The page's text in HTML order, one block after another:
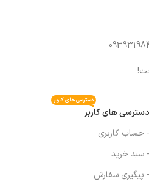
دسترسی های کاربر
دسترسی های کاربر
- حساب کاربری
- سبد خرید
- پیگیری سفارش